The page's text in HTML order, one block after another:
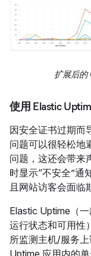
扩展后
使用 Elastic
因安全证书过期而
问题可以很轻松地
问题，这还会带来
时显示“不安全”通
且网站访客会面临
Elastic Uptime（
运行状态和可用性
所监测主机/服务